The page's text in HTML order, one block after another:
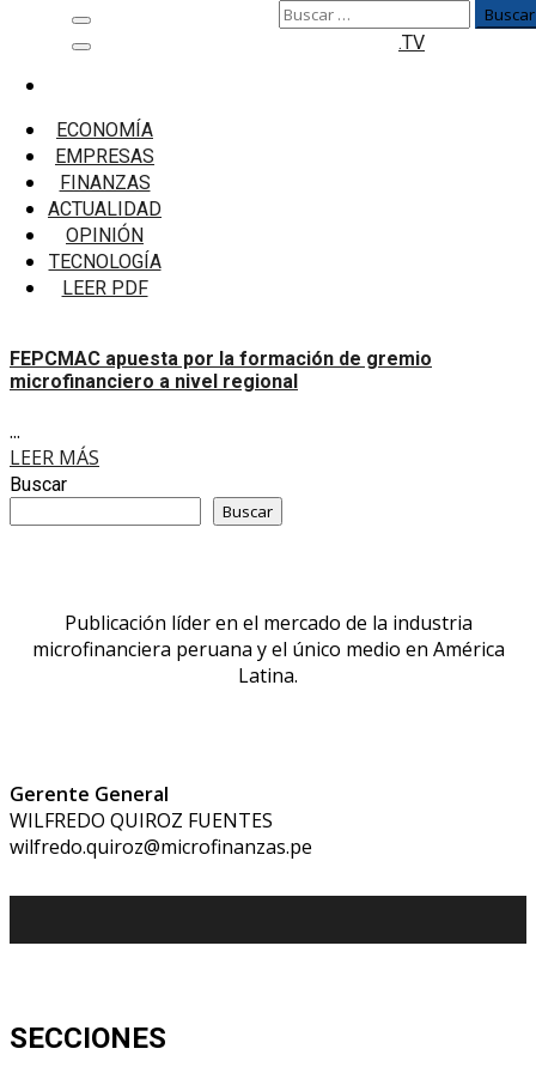
Menú
principal
ECONOMÍA
EMPRESAS
FINANZAS
ACTUALIDAD
OPINIÓN
TECNOLOGÍA
LEER PDF
Buscar:
.TV
Macario Armando Rosales
Rosa
FEPCMAC apuesta por la formación de gremio
FEPCMAC apuesta por la formación de gremio
microfinanciero a nivel regional
...
LEER MÁS
Buscar
Buscar
Publicación líder en el mercado de la industria
microfinanciera peruana y el único medio en América
Latina.
Gerente General
WILFREDO QUIROZ FUENTES
wilfredo.quiroz@microfinanzas.pe
SECCIONES